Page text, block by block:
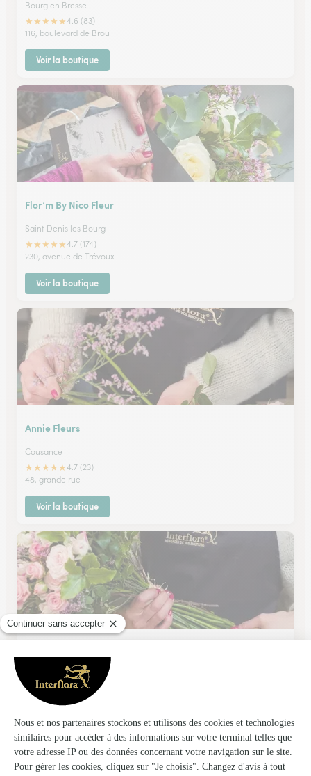
Bourg en Bresse
★★★★★4.6 (83)
116, boulevard de Brou
Voir la boutique
Flor’m By Nico Fleur
Saint Denis les Bourg
★★★★★4.7 (174)
230, avenue de Trévoux
Voir la boutique
Annie Fleurs
Cousance
★★★★★4.7 (23)
48, grande rue
Voir la boutique
★ ★★★★4.4 (38)
62, place Ferdinand de Béost
Voir la boutique